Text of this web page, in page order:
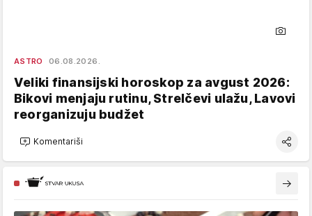
ASTRO 06.08.2026.
Veliki finansijski horoskop za avgust 2026:
Bikovi menjaju rutinu, Strelčevi ulažu, Lavovi
reorganizuju budžet
Komentariši